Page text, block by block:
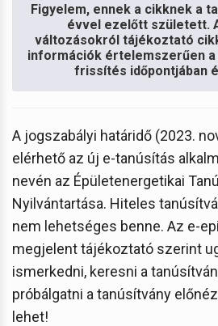
Figyelem, ennek a cikknek a
évvel ezelőtt született.
változásokról tájékoztató
információk értelemszerűen a
frissítés időpontjában
A jogszabályi határidő (2023.
elérhető az új e-tanúsítás
nevén az Épületenergetikai
Nyilvántartása. Hiteles
nem lehetséges benne. Az e-
megjelent tájékoztató szerint
ismerkedni, keresni a
próbálgatni a tanúsítvány
lehet!